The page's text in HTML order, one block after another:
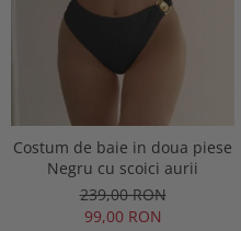
Costum de baie in doua piese
Negru cu scoici aurii
239,00 RON
99,00 RON